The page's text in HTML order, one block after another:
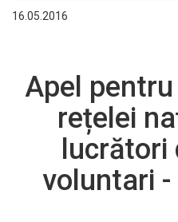
16.05.2016
Apel
rețelei
voluntari -